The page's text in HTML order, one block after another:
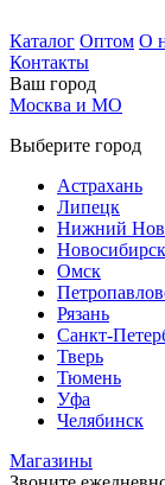
Каталог Оптом О
Контакты
Ваш город
Москва и МО
Выберите город
Астрахань
Липецк
Нижний
Новосибирск
Омск
Рязань
Санкт-
Тверь
Тюмень
Уфа
Челябинск
Магазины